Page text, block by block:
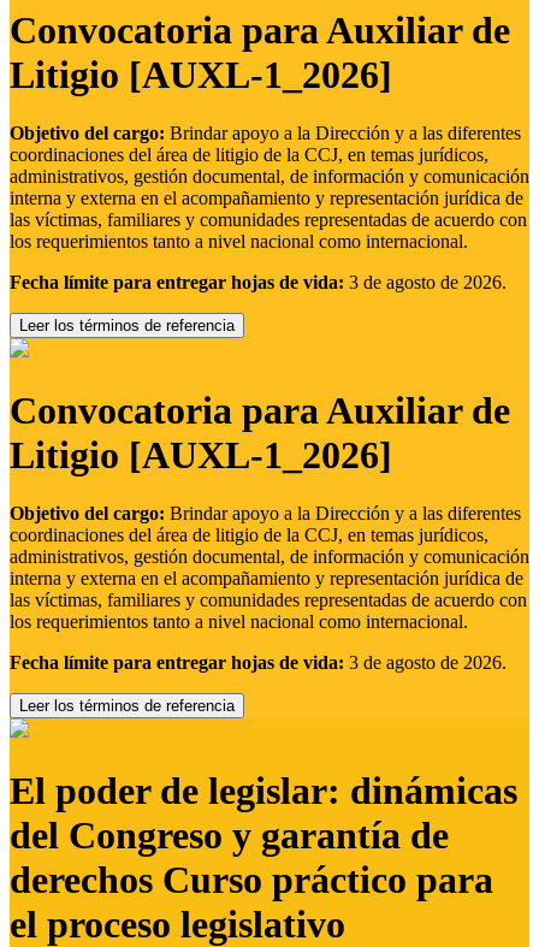
Convocatoria para Auxiliar de
Litigio [AUXL-1_2026]
Objetivo del cargo: Brindar apoyo a la Dirección y a las diferentes
coordinaciones del área de litigio de la CCJ, en temas jurídicos,
administrativos, gestión documental, de información y comunicación
interna y externa en el acompañamiento y representación jurídica de
las víctimas, familiares y comunidades representadas de acuerdo con
los requerimientos tanto a nivel nacional como internacional.
Fecha límite para entregar hojas de vida: 3 de agosto de 2026.
Leer los términos de referencia
Convocatoria para Auxiliar de
Litigio [AUXL-1_2026]
Objetivo del cargo: Brindar apoyo a la Dirección y a las diferentes
coordinaciones del área de litigio de la CCJ, en temas jurídicos,
administrativos, gestión documental, de información y comunicación
interna y externa en el acompañamiento y representación jurídica de
las víctimas, familiares y comunidades representadas de acuerdo con
los requerimientos tanto a nivel nacional como internacional.
Fecha límite para entregar hojas de vida: 3 de agosto de 2026.
Leer los términos de referencia
El poder de legislar: dinámicas
del Congreso y garantía de
derechos Curso práctico para
el proceso legislativo